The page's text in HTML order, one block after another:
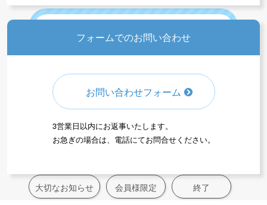
体育 サッカー 無料体験
新規入会募集
新着情報アーカイブス
大切なお知らせ 会員様限定 終了
フォームでのお問い合わせ
お問い合わせフォーム
3営業日以内にお返事いたします。
お急ぎの場合は、電話にてお問合せください。